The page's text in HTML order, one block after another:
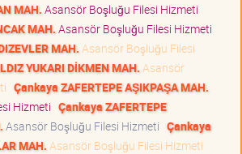
MAH. Asansör Boşluğu Filesi Hizmeti
MAH. Asansör Boşluğu Filesi Hizmeti
MAH. Asansör Boşluğu Filesi
YUKARI DİKMEN MAH. Asansör
Çankaya ZAFERTEPE AŞIKPAŞA MAH.
Hizmeti Çankaya ZAFERTEPE
Asansör Boşluğu Filesi Hizmeti Çankaya
MAH. Asansör Boşluğu Filesi Hizmeti